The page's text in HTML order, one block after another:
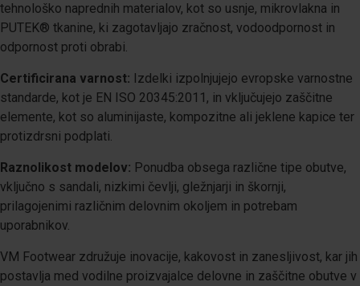
tehnološko naprednih materialov, kot so usnje, mikrovlakna in
PUTEK® tkanine, ki zagotavljajo zračnost, vodoodpornost in
odpornost proti obrabi.
Certificirana varnost: Izdelki izpolnjujejo evropske varnostne
standarde, kot je EN ISO 20345:2011, in vključujejo zaščitne
elemente, kot so aluminijaste, kompozitne ali jeklene kapice ter
protizdrsni podplati.
Raznolikost modelov: Ponudba obsega različne tipe obutve,
vključno s sandali, nizkimi čevlji, gležnjarji in škornji,
prilagojenimi različnim delovnim okoljem in potrebam
uporabnikov.
VM Footwear združuje inovacije, kakovost in zanesljivost, kar jih
postavlja med vodilne proizvajalce delovne in zaščitne obutve v